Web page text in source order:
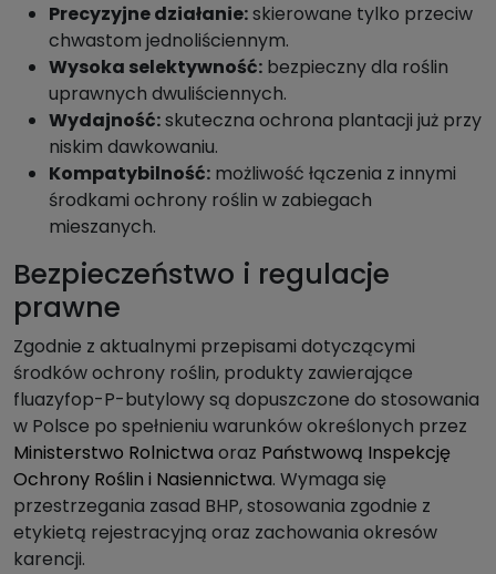
Precyzyjne działanie:skierowane tylko przeciw
chwastom jednoliściennym.
Wysoka selektywność: bezpieczny dla roślin
uprawnych dwuliściennych.
Wydajność:skuteczna ochrona plantacji już przy
niskim dawkowaniu.
Kompatybilność: możliwość łączenia z innymi
środkami ochrony roślin w zabiegach
mieszanych.
Bezpieczeństwo i regulacje
prawne
Zgodnie z aktualnymi przepisami dotyczącymi
środków ochrony roślin, produkty zawierające
fluazyfop-P-butylowy są dopuszczone do stosowania
w Polsce po spełnieniu warunków określonych przez
Ministerstwo Rolnictwa oraz Państwową Inspekcję
Ochrony Roślin i Nasiennictwa. Wymaga się
przestrzegania zasad BHP, stosowania zgodnie z
etykietą rejestracyjną oraz zachowania okresów
karencji.